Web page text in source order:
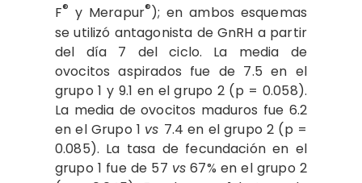
F® y Merapur®); en ambos esquemas
se utilizó antagonista de GnRH a partir
del día 7 del ciclo. La media de
ovocitos aspirados fue de 7.5 en el
grupo 1 y 9.1 en el grupo 2 (p = 0.058).
La media de ovocitos maduros fue 6.2
en el Grupo 1 vs 7.4 en el grupo 2 (p =
0.085). La tasa de fecundación en el
grupo 1 fue de 57 vs 67% en el grupo 2